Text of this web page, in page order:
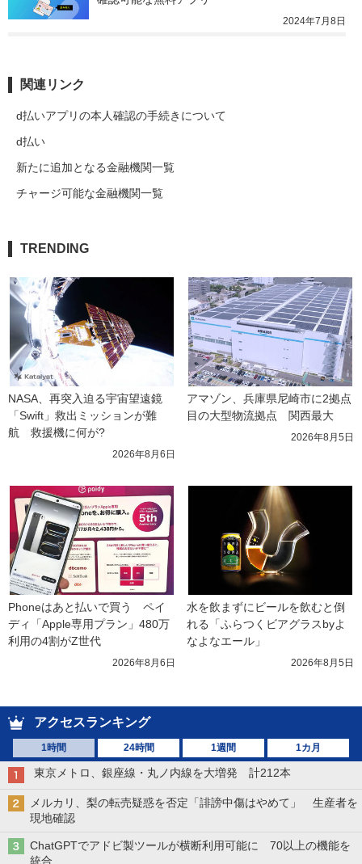
2024年7月8日
関連リンク
d払いアプリの本人確認の手続きについて
d払い
新たに追加となる金融機関一覧
チャージ可能な金融機関一覧
TRENDING
NASA、再突入迫る宇宙望遠鏡
「Swift」救出ミッションが難
航　救援機に何が?
2026年8月6日
アマゾン、兵庫県尼崎市に2拠点
目の大型物流拠点　関西最大
2026年8月5日
Phoneはあと払いで買う　ペイ
ディ「Apple専用プラン」480万
利用の4割がZ世代
2026年8月6日
水を飲まずにビールを飲むと倒
れる「ふらつくビアグラスbyよ
なよなエール」
2026年8月5日
アクセスランキング
1時間 24時間 1週間 1カ月
東京メトロ、銀座線・丸ノ内線を大増発 計212本
メルカリ、梨の転売疑惑を否定「誹謗中傷はやめて」 生産者を
現地確認
ChatGPTでアドビ製ツールが横断利用可能に 70以上の機能を
統合